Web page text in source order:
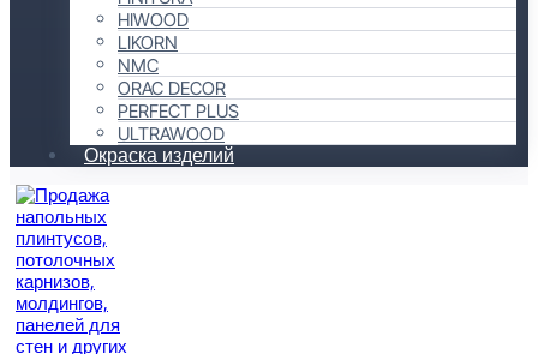
HIWOOD
LIKORN
NMC
ORAC DECOR
PERFECT PLUS
ULTRAWOOD
Окраска изделий